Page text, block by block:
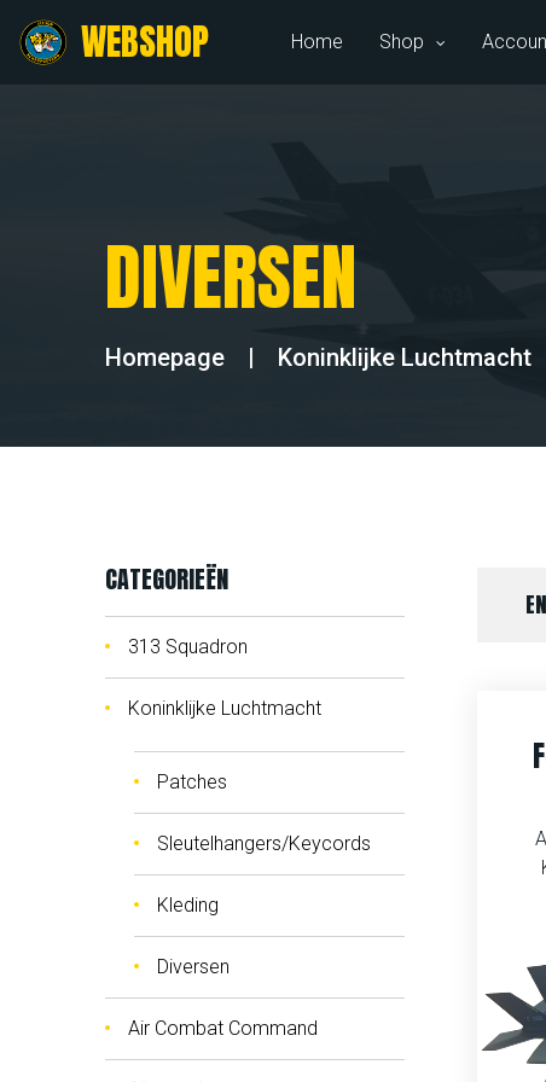
WEBSHOP Home Shop
DIVERSEN
Homepage | Koninklijke Luchtmacht
CATEGORIEËN
313 Squadron
Koninklijke Luchtmacht
Patches
Sleutelhangers/Keycords
Kleding
Diversen
Air Combat Command